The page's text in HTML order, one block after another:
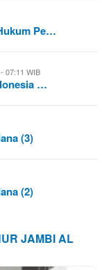
Pe…
07:11 WIB
…
(3)
(2)
JAMBI AL